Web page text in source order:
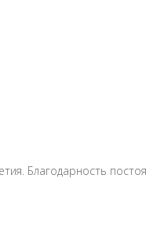
Благодарность